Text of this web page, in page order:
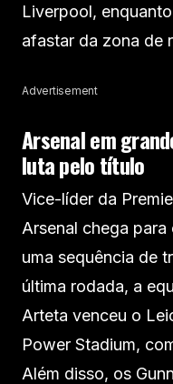
Liverpool,
afastar da zona de
Advertisement
Arsenal em
luta pelo título
Vice-líder da
Arsenal chega
uma sequência de
última rodada, a
Arteta venceu o
Power Stadium,
Além disso, os